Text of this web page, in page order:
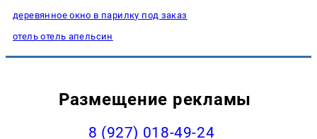
деревянное окно в парилку под заказ
отель отель апельсин
Размещение рекламы
8 (927) 018-49-24